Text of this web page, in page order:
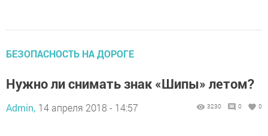
БЕЗОПАСНОСТЬ НА ДОРОГЕ
Нужно ли снимать знак «Шипы» летом?
Admin, 14 апреля 2018 - 14:57 3230 0 0